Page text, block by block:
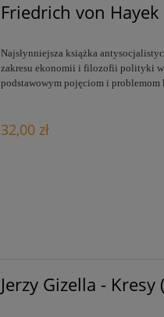
Friedrich von
Najsłynniejsza książka
zakresu ekonomii i filozofii polityki w
podstawowym pojęciom i
32,00 zł
Jerzy Gizella -